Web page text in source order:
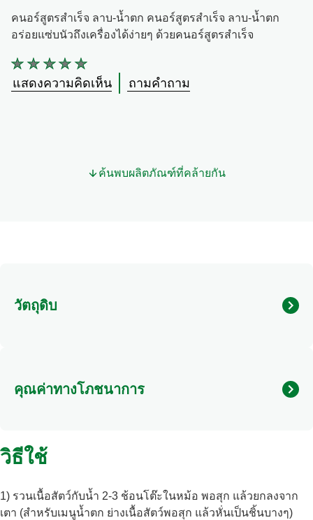
คนอร์สูตรสำเร็จ ลาบ-น้ำตก คนอร์สูตรสำเร็จ ลาบ-น้ำตก
อร่อยแซ่บนัวถึงเครื่องได้ง่ายๆ ด้วยคนอร์สูตรสำเร็จ
ไม่มี
ให้
แสดงความคิดเห็น ถามคำถาม
ค้นพบผลิตภัณฑ์ที่คล้ายกัน
วัตถุดิบ
คุณค่าทางโภชนาการ
ไขมันอิ่มตัว
น้ำตาล
less than 1 g.
วิธีใช้
1) รวนเนื้อสัตว์กับน้ำ 2-3 ช้อนโต๊ะในหม้อ พอสุก แล้วยกลงจาก
เตา (สำหรับเมนูน้ำตก ย่างเนื้อสัตว์พอสุก แล้วหั่นเป็นชิ้นบางๆ)